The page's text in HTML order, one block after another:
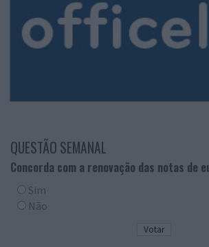
QUESTÃO SEMANAL
Concorda com a renovação das notas de
Sim
Não